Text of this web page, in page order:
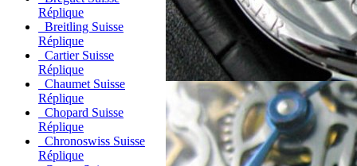
Réplique
Breitling Suisse
Réplique
Cartier Suisse
Réplique
Chaumet Suisse
Réplique
Chopard Suisse
Réplique
Chronoswiss Suisse
Réplique